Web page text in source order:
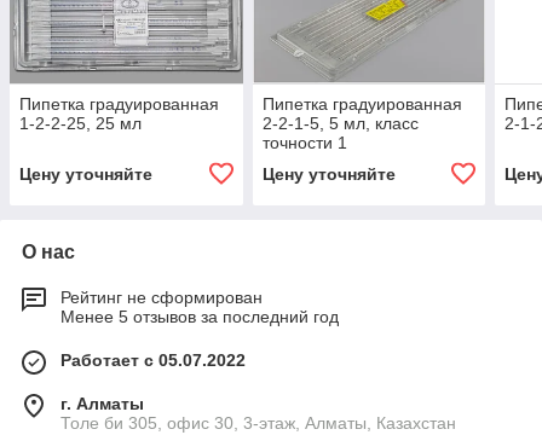
Пипетка градуированная
1-2-2-25, 25 мл
Цену уточняйте
Пипетка градуированная
2-2-1-5, 5 мл, класс
точности 1
Цену уточняйте
2-1-
О нас
Рейтинг не сформирован
Менее 5 отзывов за последний год
Работает с 05.07.2022
г. Алматы
Толе би 305, офис 30, 3-этаж, Алматы, Казахстан